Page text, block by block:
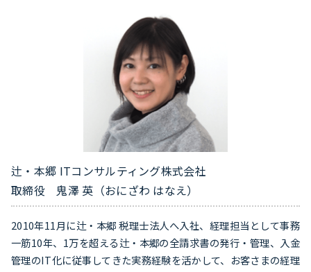
辻・本郷 ITコンサルティング株式会社
取締役 鬼澤 英（おにざわ はなえ）
2010年11月に辻・本郷 税理士法人へ入社、経理担当として事務
一筋10年、1万を超える辻・本郷の全請求書の発行・管理、入金
管理のIT化に従事してきた実務経験を活かして、お客さまの経理